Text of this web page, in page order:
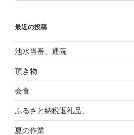
ブ
最近の投稿
池水当番、通院
頂き物
会食
ふるさと納税返礼品、
夏の作業